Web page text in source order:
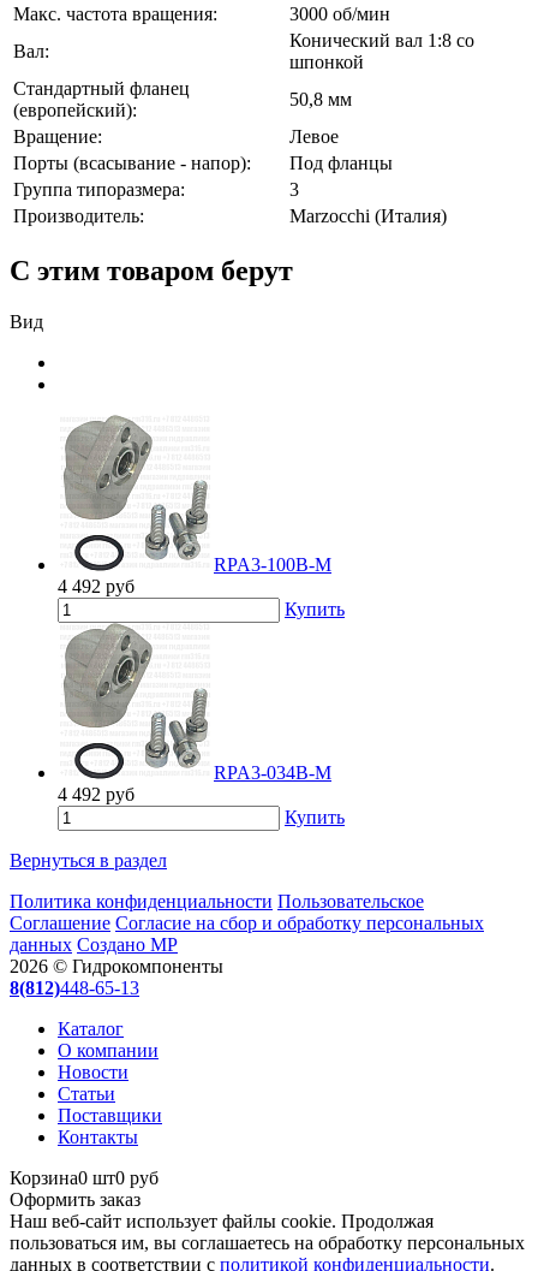
Макс. частота вращения:
3000 об/мин
Вал:
Конический вал 1:8 со
шпонкой
Стандартный фланец
(европейский):
50,8 мм
Вращение:
Левое
Порты (всасывание - напор):
Под фланцы
Группа типоразмера:
3
Производитель:
Marzocchi (Италия)
С этим товаром берут
Вид
RPA3-100B-M
4 492 руб
Купить
RPA3-034B-M
4 492 руб
Купить
Вернуться в раздел
Политика конфиденциальности Пользовательское
Соглашение Согласие на сбор и обработку персональных
данных Создано МР
2026 © Гидрокомпоненты
8(812)448-65-13
Каталог
О компании
Новости
Статьи
Поставщики
Контакты
Корзина0 шт0 руб
Оформить заказ
Наш веб-сайт использует файлы cookie. Продолжая
пользоваться им, вы соглашаетесь на обработку персональных
данных в соответствии с политикой конфиденциальности.